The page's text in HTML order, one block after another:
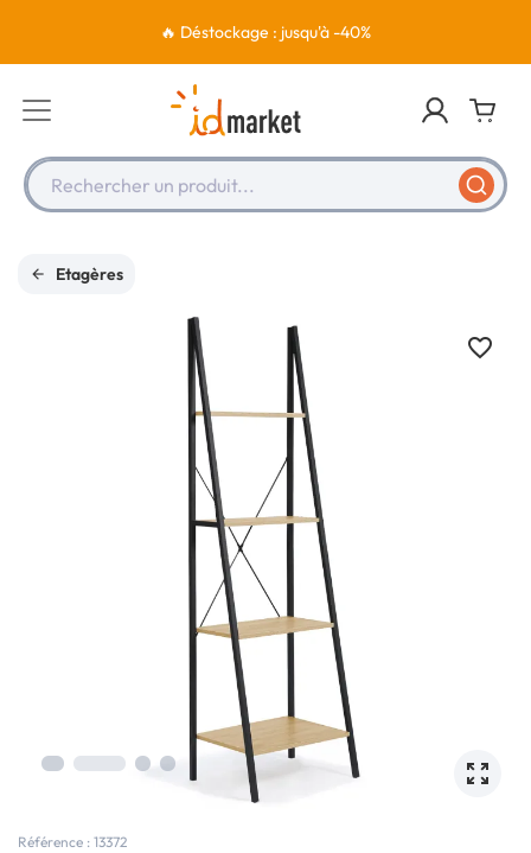
🔥 Déstockage : jusqu'à -40%
Rechercher un produit...
Etagères
Référence : 13372
favorite_border